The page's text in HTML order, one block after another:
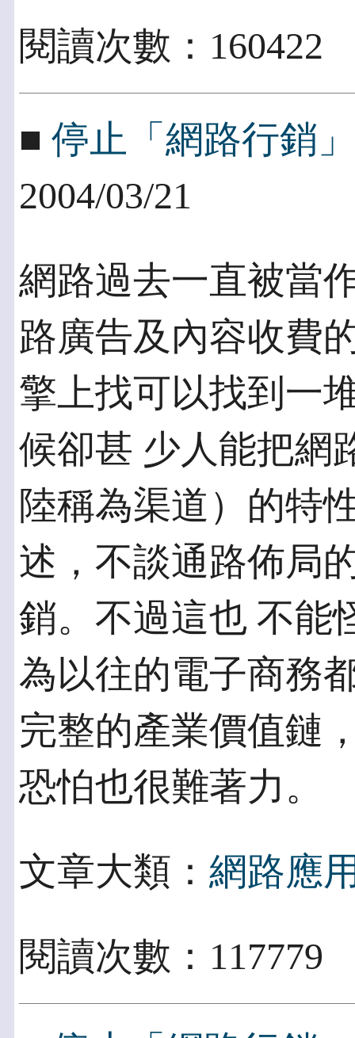
閱讀次數：
■ 停止「網路行銷
2004/03/21
網路過去一直被當
路廣告及內容收費
擎上找可以找到一
候卻甚 少人能把網
陸稱為渠道）的特
述，不談通路佈局
銷。不過這也 不能
為以往的電子商務
完整的產業價值鏈
恐怕也很難著力。
文章大類： 網路應
閱讀次數：